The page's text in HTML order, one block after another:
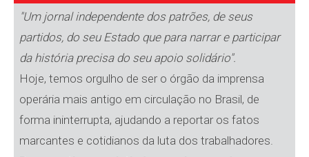
"Um jornal independente dos patrões, de seus
partidos, do seu Estado que para narrar e participar
da história precisa do seu apoio solidário".
Hoje, temos orgulho de ser o órgão da imprensa
operária mais antigo em circulação no Brasil, de
forma ininterrupta, ajudando a reportar os fatos
marcantes e cotidianos da luta dos trabalhadores.